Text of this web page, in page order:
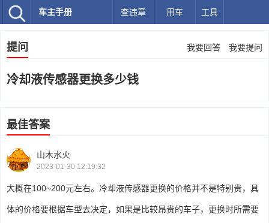
车主手册 查违章 用车 工具
提问 我要回答 我要提问
冷却液传感器更换多少钱
最佳答案
山木水火
2023-01-30 12:19:32
大概在100~200元左右。冷却液传感器更换的价格并不是特别贵，具
体的价格要根据车型去决定，如果是比较昂贵的车子，更换时所需要